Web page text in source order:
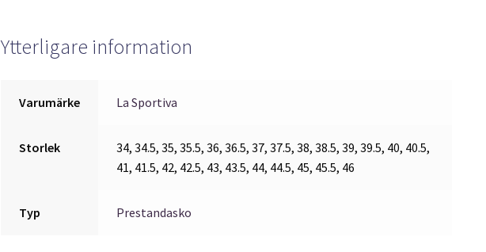
Ytterligare information
Varumärke La Sportiva
Storlek
34, 34.5, 35, 35.5, 36, 36.5, 37, 37.5, 38, 38.5, 39, 39.5, 40, 40.5,
41, 41.5, 42, 42.5, 43, 43.5, 44, 44.5, 45, 45.5, 46
Typ Prestandasko